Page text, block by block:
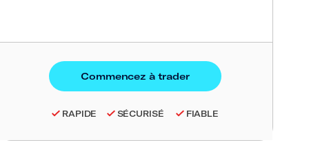
RAPIDE SÉCURISÉ FIABLE